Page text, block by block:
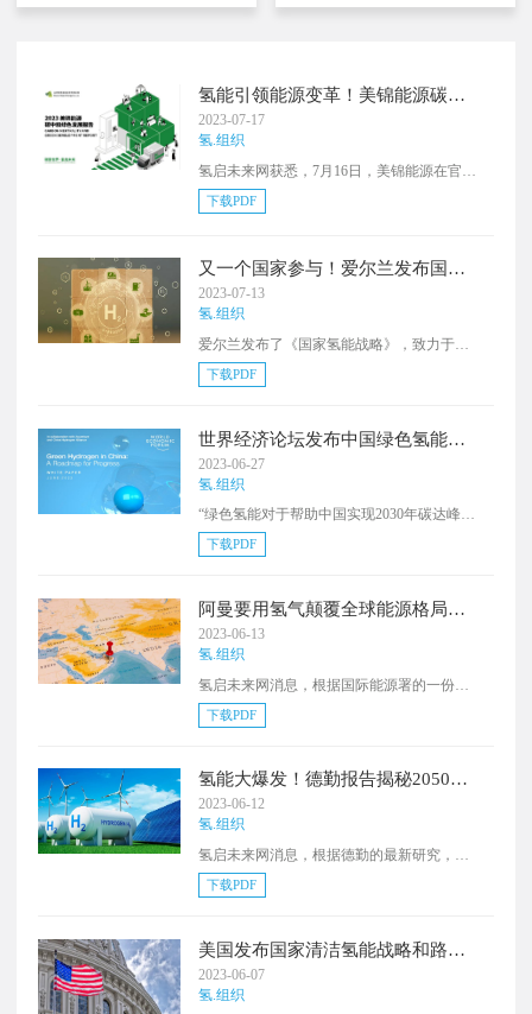
成本就占据终端用氢成本的
局。高压气态储氢领域，首座
70MPa加氢站正式落成，70MPa
IV型储氢瓶已实现批量生产与国
产化，首个百万方盐穴储氢示范
工程正式投运...低温液氢储运领
域，液氢上路技术规范正式实
施，氢液化能力突破5-10 t/d难
力装备博览会（第二十五届中国
世界”为主题，聚焦低碳、零碳、
家行业重点企业确认参展，如潍
柴、玉柴、解放动力、全柴、云
氢能引领能源变革！美锦能源碳中
和绿色发展报告发布
2023-07-17
氢.组织
氢启未来网获悉，7月16日，美锦能源在官微
发布了《2023美锦能源碳中和绿色发展报
告》。
下载PDF
又一个国家参与！爱尔兰发布国家
氢能战略
2023-07-13
氢.组织
爱尔兰发布了《国家氢能战略》，致力于成
为绿色能源生产的“世界领导者”。该战略考虑
整个氢能价值链的需求，包括生产、终端使
和技能等方面，并列举了未来七年时间表上
的21个领域。该战略还指出，爱尔兰将重点
发展绿氢的生产和规模化，因为这既支持其
脱碳需求，也支持能源安全需求。
下载PDF
世界经济论坛发布中国绿色氢能产
业发展路线图
2023-06-27
氢.组织
“绿色氢能对于帮助中国实现2030年碳达峰和
2060年碳中和的战略目标发挥着至关重要的
作用”——6月27日，在天津举办的世界经济论
路线图报告（以下简称路线图报告），介绍
了中国绿色氢能发展行动方案，并提出六大
发展目标，旨在帮助中国实现宏伟的绿氢愿
景。
下载PDF
阿曼要用氢气颠覆全球能源格局？
国际能源署报告揭秘这个中东国家
的惊人计划！
2023-06-13
氢.组织
氢启未来网消息，根据国际能源署的一份报
告，阿曼有望在 2030 年成为全球最大的氢气
出口国之一，并且可能以每公斤1.6美元的价
2022年底宣布的氢能项目的全球评估，阿曼
看起来将在本十年成为中东地区最大的氢出
口国，也是全球第六大氢出口国。该报告预
计，到2030年，电解槽的总装机容量将增加
300倍，IEA预计资本成本将降低70%，这意
味着阿曼可能在2030年以每公斤1.6美元的成
本生产可再生氢气。
下载PDF
氢能大爆发！德勤报告揭秘2050年
氢能市场的惊人规模和潜力！
2023-06-12
氢.组织
氢启未来网消息，根据德勤的最新研究，到
2050年，全球氢能市场的规模可能增加一倍
多，达到每年1.4万亿美元。《绿氢：走向净
占氢能市场的85%，在铁、钢和其他行业的清
洁氢需求将超过250 MtH2eq，占总需求的
42%。随着气候变化成为全球性的迫切问题，
清洁氢的需求将“可能在全球范围内飙升”。德
下载PDF
美国发布国家清洁氢能战略和路线
图，三大关键战略引人注目
2023-06-07
氢.组织